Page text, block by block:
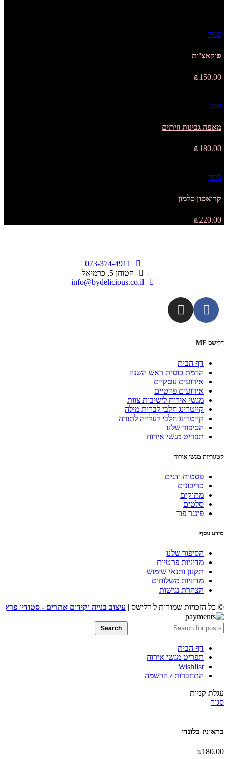
סגור
פוקאצ'ות
₪150.00
סגור
מאפה גבינות וזיתים
₪180.00
סגור
קרואסון סלמון
₪220.00
073-374-4911
הטוחן 5, כרמיאל
info@bydelicious.co.il
דלישס ME
דף הבית
הרמת כוסית ראש השנה
אירועים עסקיים
אירועים פרטיים
מגשי אירוח לישיבות צוות
קייטרינג חלבי לברית מילה
קייטרינג חלבי לעלייה לתורה
הסיפור שלנו
תפריט מגשי אירוח
קטגוריות מגשי אירוח
פסטות ודגים
כריכונים
מתוקים
סלטים
פינגר פוד
מידע נוסף
הסיפור שלנו
מדיניות פרטיות
תקנון ותנאי שימוש
מדיניות משלוחים
הצהרת נגישות
© כל הזכויות שמורות ל דלישס | עיצוב בנייה וקידום אתרים - סטודיו פרץ
Search
דף הבית
תפריט מגשי אירוח
Wishlist
התחברות / הרשמה
עגלת קניות
סגור
בראוניז בלונדי
₪180.00